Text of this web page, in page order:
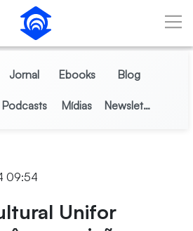
Jornal Ebooks Blog
Podcasts Mídias Newsletter
09:54
Unifor